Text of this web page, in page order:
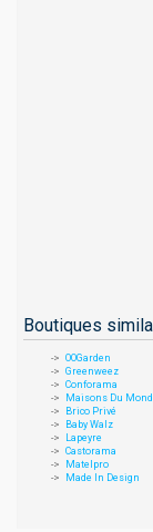
Boutiques
OOGarden
Greenweez
Conforama
Maisons Du
Brico Privé
Baby Walz
Lapeyre
Castorama
Matelpro
Made In Design